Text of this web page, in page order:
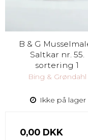
B & G
Saltkar nr. 55.
sortering 1
Bing & Grøndahl
Ikke på lager
0,00 DKK